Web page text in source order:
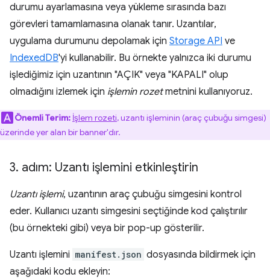
durumu ayarlamasına veya yükleme sırasında bazı
görevleri tamamlamasına olanak tanır. Uzantılar,
uygulama durumunu depolamak için Storage API ve
IndexedDB'yi kullanabilir. Bu örnekte yalnızca iki durumu
işlediğimiz için uzantının "AÇIK" veya "KAPALI" olup
olmadığını izlemek için işlemin rozetmetnini kullanıyoruz.
Önemli Terim: İşlem rozeti, uzantı işleminin (araç çubuğu simgesi)
üzerinde yer alan bir banner'dır.
3. adım: Uzantı işlemini etkinleştirin
Uzantı işlemi, uzantının araç çubuğu simgesini kontrol
eder. Kullanıcı uzantı simgesini seçtiğinde kod çalıştırılır
(bu örnekteki gibi) veya bir pop-up gösterilir.
Uzantı işlemini manifest.json dosyasında bildirmek için
aşağıdaki kodu ekleyin: